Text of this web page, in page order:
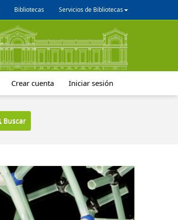
Bibliotecas Servicios de Bibliotecas
Crear cuenta Iniciar sesión
Buscar